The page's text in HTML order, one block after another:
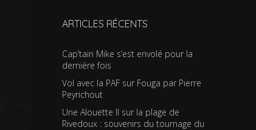
ARTICLES RÉCENTS
Cap’tain Mike s’est envolé pour la
dernière fois
Vol avec la PAF sur Fouga par Pierre
Peyrichout
Une Alouette II sur la plage de
Rivedoux : souvenirs du tournage du